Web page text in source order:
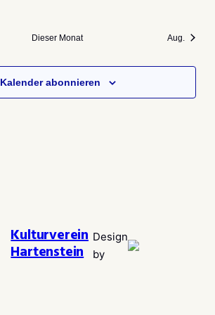
Dieser Monat Aug.
Kalender abonnieren
Kulturverein
Hartenstein
Design
by